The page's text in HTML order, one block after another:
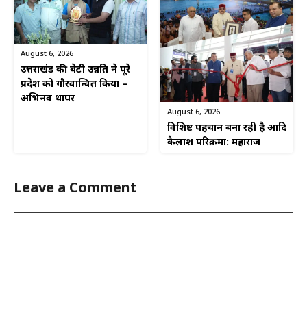
August 6, 2026
उत्तराखंड की बेटी उन्नति ने पूरे
प्रदेश को गौरवान्वित किया –
अभिनव थापर
August 6, 2026
विशिष्ट पहचान बना रही है आदि
कैलाश परिक्रमा: महाराज
Leave a Comment